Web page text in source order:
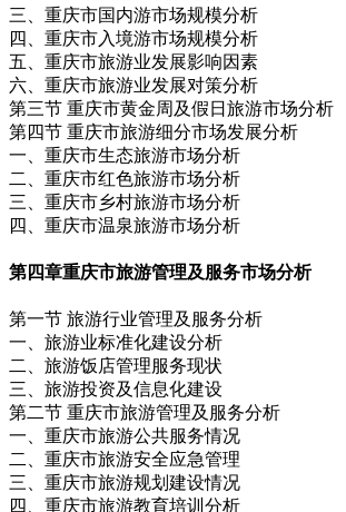
三、重庆市国内游市场规模分析
四、重庆市入境游市场规模分析
五、重庆市旅游业发展影响因素
六、重庆市旅游业发展对策分析
第三节 重庆市黄金周及假日旅游市场分析
第四节 重庆市旅游细分市场发展分析
一、重庆市生态旅游市场分析
二、重庆市红色旅游市场分析
三、重庆市乡村旅游市场分析
四、重庆市温泉旅游市场分析
第四章重庆市旅游管理及服务市场分析
第一节 旅游行业管理及服务分析
一、旅游业标准化建设分析
二、旅游饭店管理服务现状
三、旅游投资及信息化建设
第二节 重庆市旅游管理及服务分析
一、重庆市旅游公共服务情况
二、重庆市旅游安全应急管理
三、重庆市旅游规划建设情况
四、重庆市旅游教育培训分析